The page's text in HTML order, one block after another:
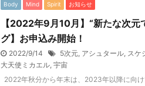
Body Mind Spirit お知らせ
【2022年9月10月】“新たな次
グ】お申込み開始！
2022/9/14 5次元, アシュタール, スケ
大天使ミカエル, 宇宙
2022年秋分から年末は、2023年以降に向